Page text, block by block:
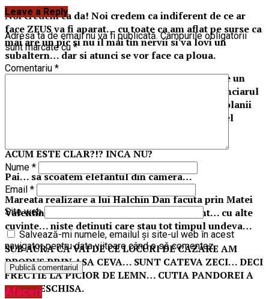
Noi credem ca da! Noi credem ca indiferent de ce ar
face ZEUS va fi aparat… cu toate ca am aflat pe surse ca
mai are un pic si nu il mai tin nervii si va lovi un
subaltern… dar si atunci se vor face ca ploua.
De mai bine de 6 luni, Penitenciarul Ploiesti este un
butoi cu pulbere ajungand mai rau decat Penitenciarul
Targsor de acum cativa ani. Fug oamenii ca sobolanii
din bataia de joc a acestui cainecredincios si fidel
ACUM ESTE CLAR?!?INCA NU?
Pai… sa scoatem elefantul din camera…
Mareata realizare a lui Halchin Dan facuta prin Matei
Valentin: punct de lucru exterior permanent… cu alte
cuvinte… niste detinuti care stau tot timpul undeva…
SUB AURA CA VAI DE CE LOCURI DE CAZARE AM
PRODUS PRIN ASA CEVA… SUNT CATEVA ZECI… DECI
FRECTIE LA PICIOR DE LEMN… CUTIA PANDOREI A
FOST DESCHISA.
Leave a Reply
Adresa ta de email nu va fi publicată. Câmpurile obligatorii
sunt marcate cu *
Comentariu *
Nume *
Email *
Site web
Salvează-mi numele, emailul și site-ul web în acest
navigator pentru data viitoare când o să comentez.
Afaceri